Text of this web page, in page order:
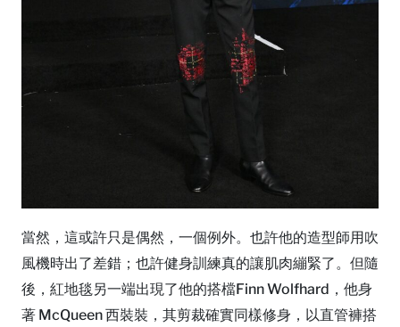
當然，這或許只是偶然，一個例外。也許他的造型師用吹
風機時出了差錯；也許健身訓練真的讓肌肉繃緊了。但隨
後，紅地毯另一端出現了他的搭檔Finn Wolfhard，他身
著 McQueen 西裝裝，其剪裁確實同樣修身，以直管褲搭